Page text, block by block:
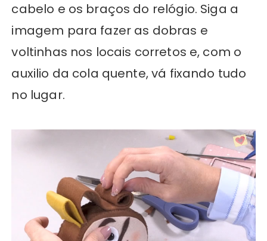
cabelo e os braços do relógio. Siga a
imagem para fazer as dobras e
voltinhas nos locais corretos e, com o
auxilio da cola quente, vá fixando tudo
no lugar.